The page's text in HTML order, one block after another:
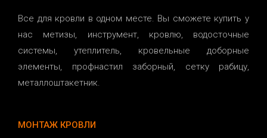
Все для кровли в одном месте. Вы сможете купить у
нас метизы, инструмент, кровлю, водосточные
системы, утеплитель, кровельные доборные
элементы, профнастил заборный, сетку рабицу,
металлоштакетник.
МОНТАЖ КРОВЛИ